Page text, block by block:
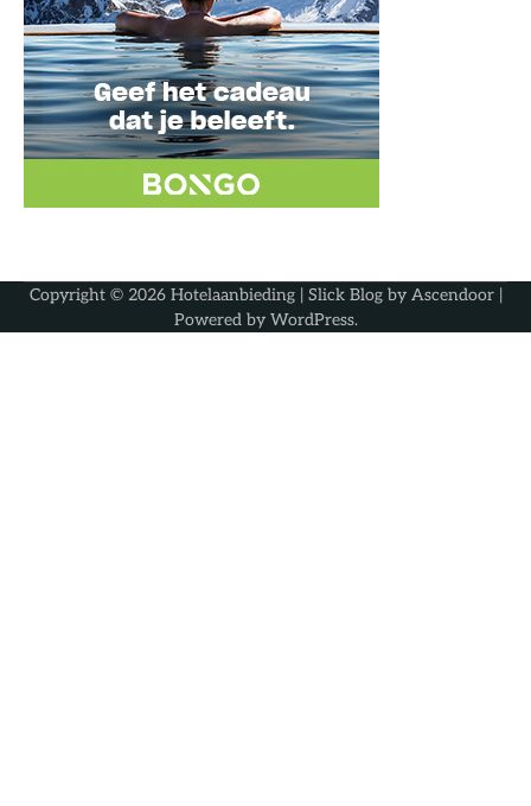
Copyright © 2026 Hotelaanbieding| Slick Blog by Ascendoor|
Powered by WordPress.